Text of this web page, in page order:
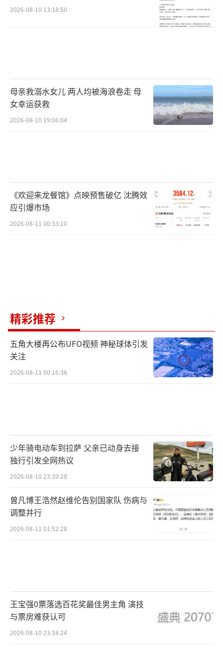
2026-08-10 13:18:50
母亲救溺水女儿 两人均被海浪卷走 母
女幸运获救
2026-08-10 19:06:04
《欢迎来龙餐馆》点映预售破亿 沈腾效
应引爆市场
2026-08-11 00:33:10
精彩推荐
五角大楼再公布UFO视频 神秘球体引发
关注
2026-08-11 00:16:36
少年骑电动车到拉萨 父亲已动身去接
独行引发全网热议
2026-08-10 23:39:28
曾凡博王浩然赵维伦告别国家队 伤病与
调整并行
2026-08-11 01:52:28
王宝强0票落选百花奖最佳男主角 演技
与票房难获认可
2026-08-10 23:34:24